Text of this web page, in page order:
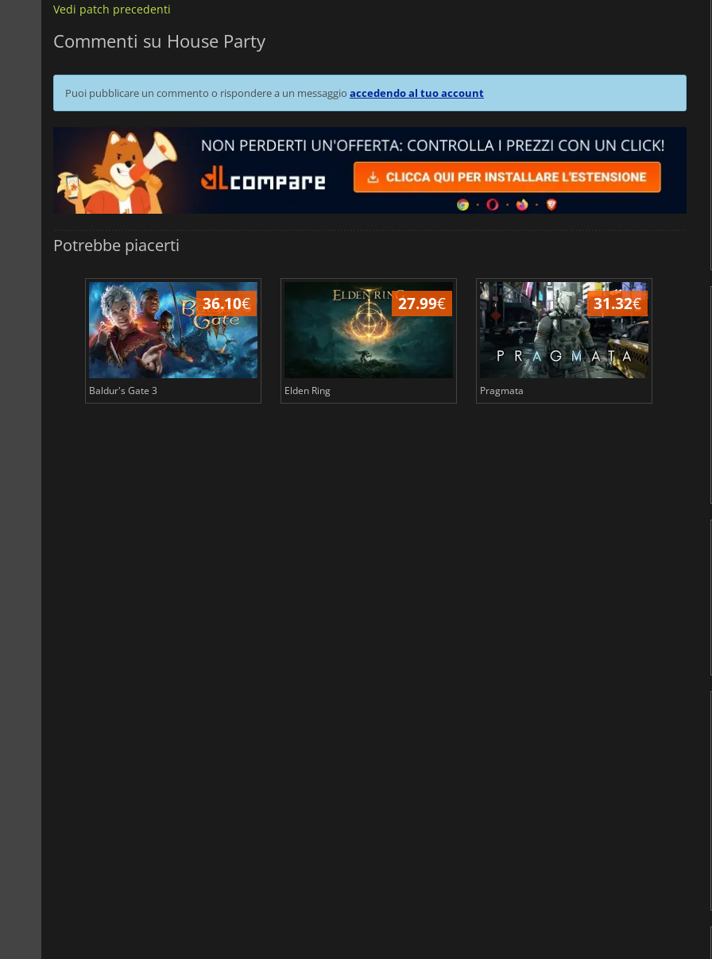
Vedi patch precedenti
Commenti su House Party
Puoi pubblicare un commento o rispondere a un messaggio accedendo al tuo account
Potrebbe piacerti
36.10€
Baldur's Gate 3
27.99€
Elden Ring
31.32€
Pragmata Total